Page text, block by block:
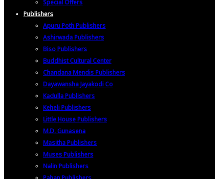
Special Offers
Publishers
Apuru Poth Publishers
Ashirwada Publishers
Biso Publishers
Buddhist Cultural Center
Chandana Mendis Publishers
Dayawansha Jayakodi Co
Kadulla Publishers
Keheli Publishers
Little House Publishers
M.D. Gunasena
Masitha Publishers
Muses Publishers
Nalin Publishers